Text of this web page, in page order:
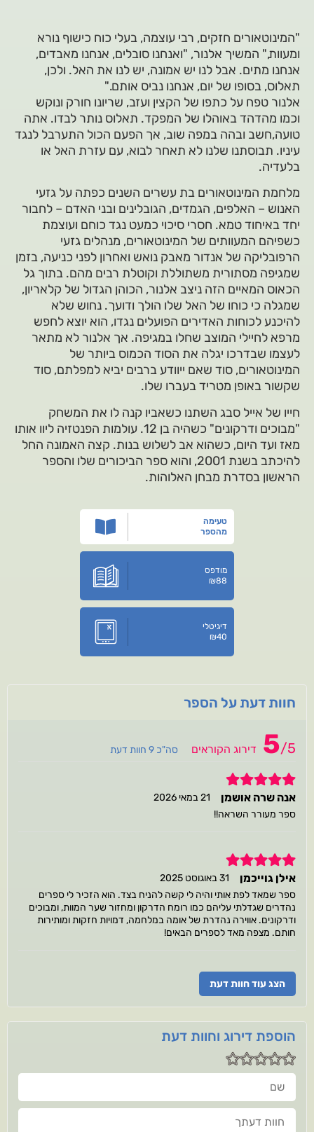
"המינוטאורים חזקים, רבי עוצמה, בעלי כוח כישוף נורא
ומעוות," המשיך אלנור, "ואנחנו סובלים, אנחנו מאבדים,
אנחנו מתים. אבל לנו יש אמונה, יש לנו את האל. ולכן,
תאלוס, בסופו של יום, אנחנו נביס אותם."
אלנור טפח על כתפו של הקצין ועזב, שריונו חורק ונוקש
וכמו מהדהד באוהלו של המפקד. תאלוס נותר לבדו. אתה
טועה,חשב ובהה במפה שוב, אך הפעם הכול התערבל לנגד
עיניו. תבוסתנו שלנו לא תאחר לבוא, עם עזרת האל או
בלעדיה.
מלחמת המינוטאורים בת עשרים השנים כפתה על גזעי
האנוש – האלפים, הגמדים, הגובלינים ובני האדם – לחבור
יחד באיחוד טמא. חסרי סיכוי כמעט נגד כוחם ועוצמת
כשפיהם המעוותים של המינוטאורים, מנהלים גזעי
הרפובליקה של אנדור מאבק נואש ואחרון לפני כניעה, בזמן
שמגיפה מסתורית משתוללת וקוטלת רבים מהם. בתוך גל
הכאוס המאיים הזה ניצב אלנור, הכוהן הגדול של קלאריון,
שמגלה כי כוחו של האל שלו הולך ודועך. נחוש שלא
להיכנע לכוחות האדירים הפועלים נגדו, הוא יוצא לחפש
מרפא לחיילי המוצב שחלו במגיפה. אך אלנור לא מתאר
לעצמו שבדרכו יגלה את הסוד הכמוס ביותר של
המינוטאורים, סוד שאם ייוודע ברבים יביא למפלתם, סוד
שקשור באופן מטריד בעברו שלו.
חייו של אייל סבג השתנו כשאביו קנה לו את המשחק
"מבוכים ודרקונים" כשהיה בן 12. עולמות הפנטזיה ליוו אותו
מאז ועד היום, כשהוא אב לשלוש בנות. קצה האמונה החל
להיכתב בשנת 2001, והוא ספר הביכורים שלו והספר
הראשון בסדרת מבחן האלוהות.
טעימה
מהספר
מודפס
₪88
דיגיטלי
₪40
חוות דעת על הספר
5/5 דירוג הקוראים סה"כ 9 חוות דעת
5
אנה שרה אושמן
21 במאי 2026
ספר מעורר השראה!!
5
אילן גוייכמן
31 באוגוסט 2025
ספר שמאד לפת אותי והיה לי קשה להניח בצד. הוא הזכיר לי ספרים
נהדרים שגדלתי עליהם כמו רומח הדרקון ומחזור שער המוות, ומבוכים
ודרקונים. אווירה נהדרת של אומה במלחמה, דמויות חזקות ומותירות
חותם. מצפה מאד לספרים הבאים!
הצג עוד חוות דעת
הוספת דירוג וחוות דעת
שם
חוות דעתך